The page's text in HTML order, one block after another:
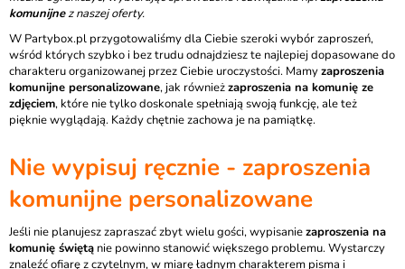
komunijnez naszej oferty.
W Partybox.pl przygotowaliśmy dla Ciebie szeroki wybór zaproszeń,
wśród których szybko i bez trudu odnajdziesz te najlepiej dopasowane do
charakteru organizowanej przez Ciebie uroczystości. Mamyzaproszenia
komunijne personalizowane, jak równieżzaproszenia na komunię ze
zdjęciem, które nie tylko doskonale spełniają swoją funkcję, ale też
pięknie wyglądają. Każdy chętnie zachowa je na pamiątkę.
Nie wypisuj ręcznie - zaproszenia
komunijne personalizowane
Jeśli nie planujesz zapraszać zbyt wielu gości, wypisaniezaproszenia na
komunię świętą nie powinno stanowić większego problemu. Wystarczy
znaleźć ofiarę z czytelnym, w miarę ładnym charakterem pisma i